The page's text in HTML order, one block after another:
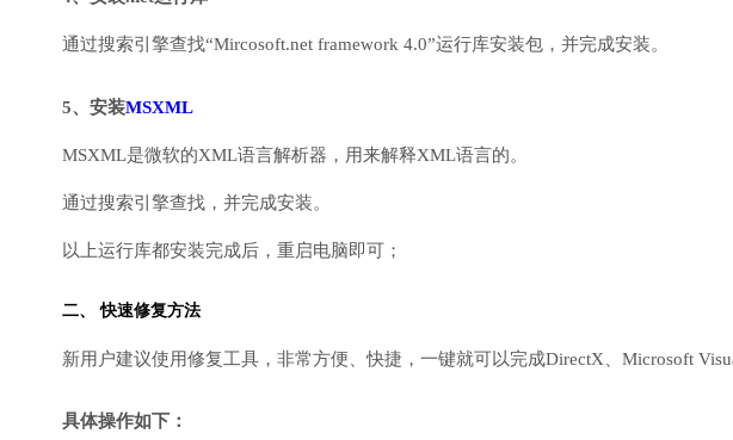
通过搜索引擎查找“Mircosoft.net framework 4.0”运行库安装包，并完成安装。
5、安装MSXML
MSXML是微软的XML语言解析器，用来解释XML语言的。
通过搜索引擎查找，并完成安装。
以上运行库都安装完成后，重启电脑即可；
二、 快速修复方法
新用户建议使用修复工具，非常方便、快捷，一键就可以完成DirectX、Microsoft
具体操作如下：